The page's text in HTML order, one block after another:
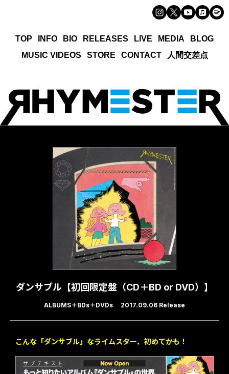
TOP INFO BIO RELEASES LIVE MEDIA
BLOG
MUSIC VIDEOS
STORE CONTACT 人間交差点
ダンサブル【初回限定盤（CD＋BD or DVD）】
ALBUMS BDs DVDs 2017.09.06 Release
こんな「ダンサブル」なライムスター、初めてかも！